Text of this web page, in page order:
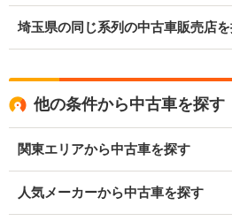
埼玉県の同じ系列の中古車販売店
他の条件から中古車を探す
関東エリアから中古車を探す
人気メーカーから中古車を探す